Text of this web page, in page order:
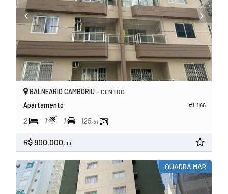
#1.166
BALNEÁRIO CAMBORIÚ - CENTRO
Apartamento
2 1 1 125,51
R$ 900.000,00
QUADRA MAR